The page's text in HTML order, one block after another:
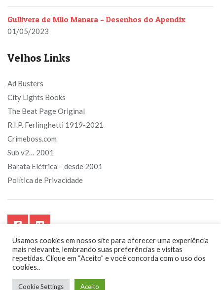
Gullivera de Milo Manara – Desenhos do Apendix
01/05/2023
Velhos Links
Ad Busters
City Lights Books
The Beat Page Original
R.I.P. Ferlinghetti 1919-2021
Crimeboss.com
Sub v2… 2001
Barata Elétrica – desde 2001
Política de Privacidade
Sub.art.br - Segurando o touro pelos chifres. Sempre!
Usamos cookies em nosso site para oferecer uma experiência
mais relevante, lembrando suas preferências e visitas
repetidas. Clique em “Aceito” e você concorda com o uso dos
cookies..
Cookie Settings Aceito